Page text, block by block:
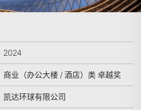
2024
商业（办公大楼 / 酒店）类 卓越奖
凯达环球有限公司